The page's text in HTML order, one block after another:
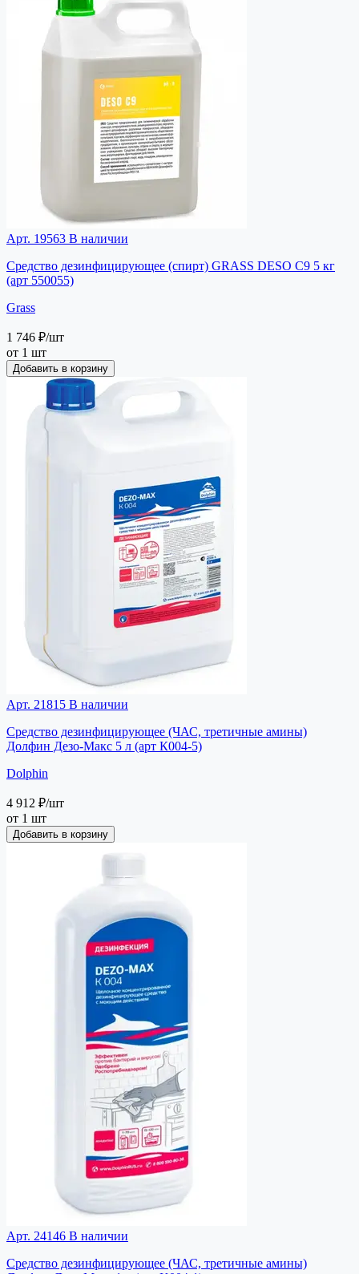
Арт. 19563 В наличии
Средство дезинфицирующее (спирт) GRASS DESO C9 5 кг
(арт 550055)
Grass
1 746 ₽/шт
от 1 шт
Добавить в корзину
Арт. 21815 В наличии
Средство дезинфицирующее (ЧАС, третичные амины)
Долфин Дезо-Макс 5 л (арт К004-5)
Dolphin
4 912 ₽/шт
от 1 шт
Добавить в корзину
Арт. 24146 В наличии
Средство дезинфицирующее (ЧАС, третичные амины)